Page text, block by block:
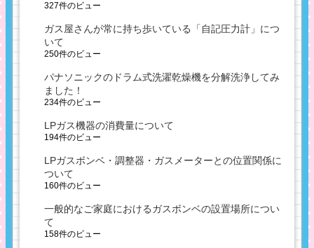
327件のビュー
ガス屋さんが常に持ち歩いている「自記圧力計」につ
いて
250件のビュー
パナソニックのドラム式洗濯乾燥機を分解洗浄してみ
ました！
234件のビュー
LPガス機器の消費量について
194件のビュー
LPガスボンベ・調整器・ガスメーターとの位置関係に
ついて
160件のビュー
一般的なご家庭におけるガスボンベの設置場所につい
て
158件のビュー